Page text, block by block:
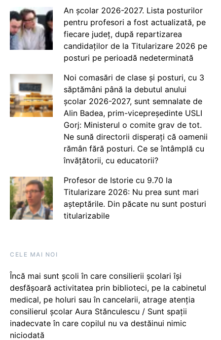
An școlar 2026-2027. Lista posturilor
pentru profesori a fost actualizată, pe
fiecare județ, după repartizarea
candidaților de la Titularizare 2026 pe
posturi pe perioadă nedeterminată
Noi comasări de clase și posturi, cu 3
săptămâni până la debutul anului
școlar 2026-2027, sunt semnalate de
Alin Badea, prim-vicepreședinte USLI
Gorj: Ministerul o comite grav de tot.
Ne sună directorii disperați că oamenii
rămân fără posturi. Ce se întâmplă cu
învățătorii, cu educatorii?
Profesor de Istorie cu 9.70 la
Titularizare 2026: Nu prea sunt mari
așteptările. Din păcate nu sunt posturi
titularizabile
CELE MAI NOI
Încă mai sunt școli în care consilierii școlari își
desfășoară activitatea prin biblioteci, pe la cabinetul
medical, pe holuri sau în cancelarii, atrage atenția
consilierul școlar Aura Stănculescu / Sunt spații
inadecvate în care copilul nu va destăinui nimic
niciodată